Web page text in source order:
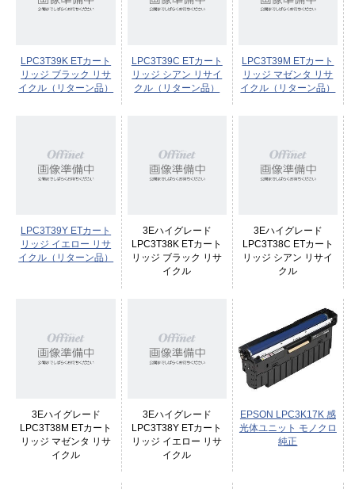
LPC3T39K ETカート
リッジ ブラック リサ
イクル（リターン品）
LPC3T39C ETカート
リッジ シアン リサイ
クル（リターン品）
LPC3T39M ETカート
リッジ マゼンタ リサ
イクル（リターン品）
LPC3T39Y ETカート
リッジ イエロー リサ
イクル（リターン品）
3Eハイグレード
LPC3T38K ETカート
リッジ ブラック リサ
イクル
3Eハイグレード
LPC3T38C ETカート
リッジ シアン リサイ
クル
3Eハイグレード
LPC3T38M ETカート
リッジ マゼンタ リサ
イクル
3Eハイグレード
LPC3T38Y ETカート
リッジ イエロー リサ
イクル
EPSON LPC3K17K 感
光体ユニット モノクロ
純正